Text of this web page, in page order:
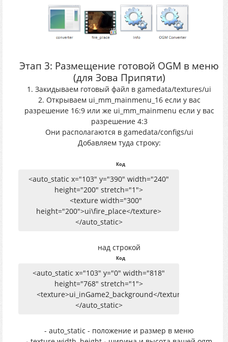
Этап 3: Размещение готовой OGM в меню
(для Зова Припяти)
1. Закидываем готовый файл в gamedata/textures/ui
2. Открываем ui_mm_mainmenu_16 если у вас
разрешение 16:9 или же ui_mm_mainmenu если у вас
разрешение 4:3
Они располагаются в gamedata/configs/ui
Добавляем туда строку:
Код
<auto_static x="103" y="390" width="240"
height="200" stretch="1">
<texture width="300"
height="200">ui\fire_place</texture>
</auto_static>
над строкой
Код
<auto_static x="103" y="0" width="818"
height="768" stretch="1">
<texture>ui_inGame2_background</texture>
</auto_static>
- auto_static - положение и размер в меню